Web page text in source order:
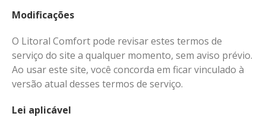
Modificações
O Litoral Comfort pode revisar estes termos de
serviço do site a qualquer momento, sem aviso prévio.
Ao usar este site, você concorda em ficar vinculado à
versão atual desses termos de serviço.
Lei aplicável